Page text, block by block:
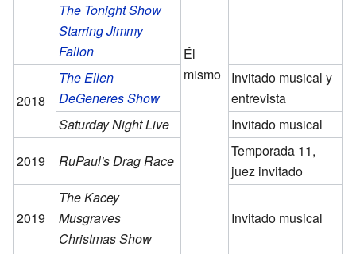
Él
mismo
The Tonight Show
Starring Jimmy
Fallon
2018
The Ellen
DeGeneres Show
Invitado musical y
entrevista
Saturday Night Live
Invitado musical
2019
RuPaul's Drag Race
Temporada 11,
juez invitado
2019
The Kacey
Musgraves
Christmas Show
Invitado musical